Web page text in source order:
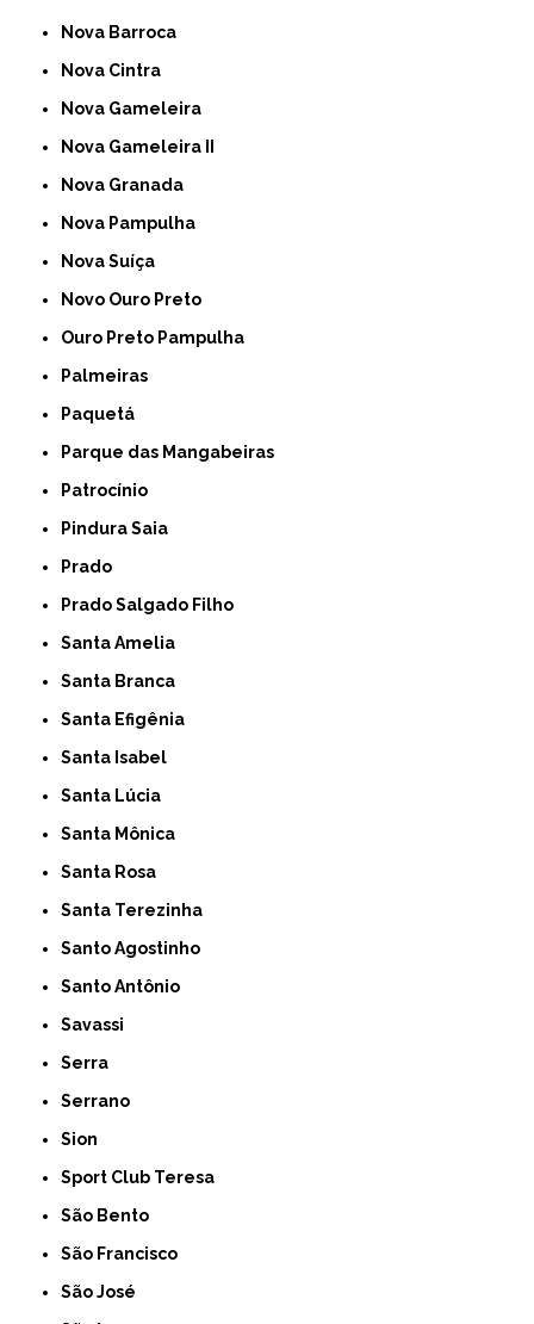
Nova Barroca
Nova Cintra
Nova Gameleira
Nova Gameleira II
Nova Granada
Nova Pampulha
Nova Suíça
Novo Ouro Preto
Ouro Preto Pampulha
Palmeiras
Paquetá
Parque das Mangabeiras
Patrocínio
Pindura Saia
Prado
Prado Salgado Filho
Santa Amelia
Santa Branca
Santa Efigênia
Santa Isabel
Santa Lúcia
Santa Mônica
Santa Rosa
Santa Terezinha
Santo Agostinho
Santo Antônio
Savassi
Serra
Serrano
Sion
Sport Club Teresa
São Bento
São Francisco
São José